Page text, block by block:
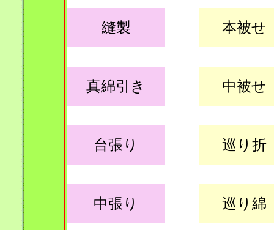
縫製 本被せ
真綿引き 中被せ
台張り 巡り折
中張り 巡り綿